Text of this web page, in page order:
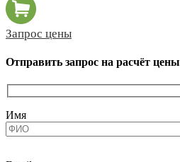
Запрос цены
Отправить запрос на расчёт цены
Имя